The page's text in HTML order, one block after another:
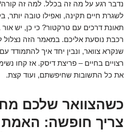
נדבר רגע על מה זה בכלל. למה זה
לשגרת חיים תקינה, ואפילו טובה יותר,
תאונת דרכים עם טרקטור? כי כן, יש
רכבת נוסעת אליכם. במאמר הזה נצלול
שנקרא צוואר, ונבין יחד איך להתמודד
רצויים בחיים – פריצת דיסק. אז קחו
את כל התשובות שחיפשתם, ועוד קצת.
כשהצוואר שלכם
צריך חופשה: האמת